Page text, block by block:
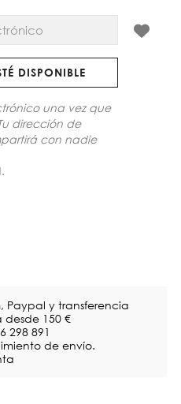
DISPONIBLE
una vez que
dirección de
con nadie
Paypal y transferencia
desde 150 €
298 891
de envío.